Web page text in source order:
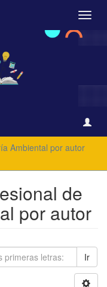
Ambiental por autor
de
por autor
Ir